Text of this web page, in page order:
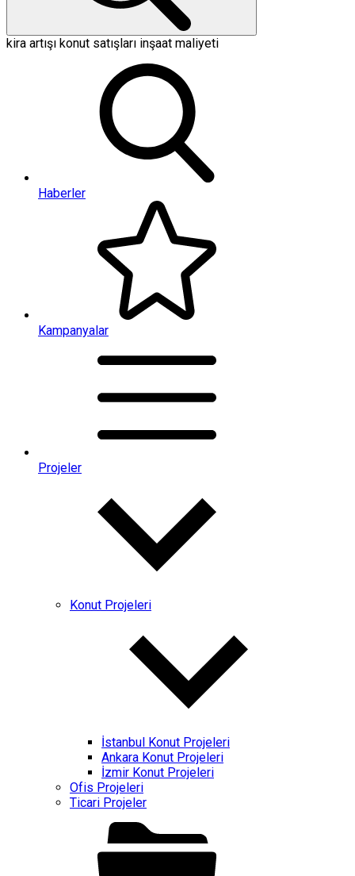
kira artışı konut satışları inşaat maliyeti
Haberler
Kampanyalar
Projeler
Konut Projeleri
İstanbul Konut Projeleri
Ankara Konut Projeleri
İzmir Konut Projeleri
Ofis Projeleri
Ticari Projeler